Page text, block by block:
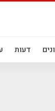
דעות